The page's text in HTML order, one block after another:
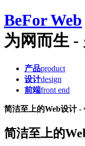
BeFor Web
为网而生 -
产品product
设计design
前端front end
简洁至上的Web设计
简洁至上的